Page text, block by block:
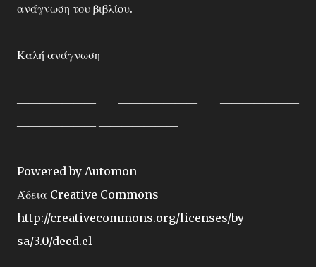
ανάγνωση του βιβλίου.
Καλή ανάγνωση
――――――― ――――――― ―――――――
――――――― ―――――――
Powered by Automon
Άδεια Creative Commons
http://creativecommons.org/licenses/by-
sa/3.0/deed.el